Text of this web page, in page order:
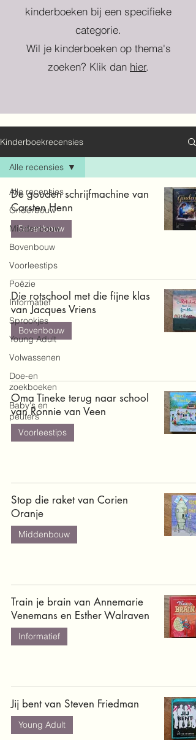
kinderboeken bij een specifieke
categorie.
Wil je kinderboeken op thema's
zoeken? Klik dan hier.
Kinderboekrecensies
Alle recensies
Onderbouw
Middenbouw
Bovenbouw
Voorleestips
Poëzie
Informatief
Sprookjes
Young Adult
Volwassenen
Doe-en
zoekboeken
Baby's en
peuters
Alle recensies
De gouden schrijfmachine van
Carsten Henn
Bovenbouw
Die rotschool met die fijne klas
van Jacques Vriens
Bovenbouw
Oma Tineke terug naar school
van Ronnie van Veen
Voorleestips
Stop die raket van Corien
Oranje
Middenbouw
Train je brain van Annemarie
Venemans en Esther Walraven
Informatief
Jij bent van Steven Friedman
Young Adult